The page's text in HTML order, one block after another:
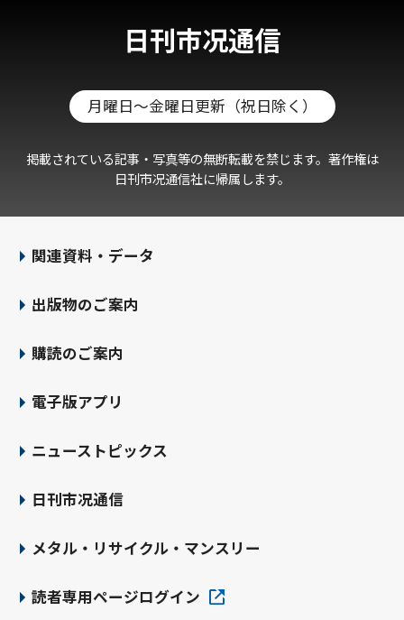
日刊市况通信
月曜日～金曜日更新（祝日除く）
掲載されている記事・写真等の無断転載を禁じます。著作権は
日刊市况通信社に帰属します。
関連資料・データ
出版物のご案内
購読のご案内
電子版アプリ
ニューストピックス
日刊市况通信
メタル・リサイクル・マンスリー
読者専用ページログイン